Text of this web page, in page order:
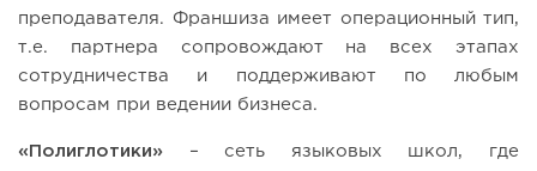
преподавателя. Франшиза имеет операционный тип,
т.е. партнера сопровождают на всех этапах
сотрудничества и поддерживают по любым
вопросам при ведении бизнеса.
«Полиглотики» – сеть языковых школ, где